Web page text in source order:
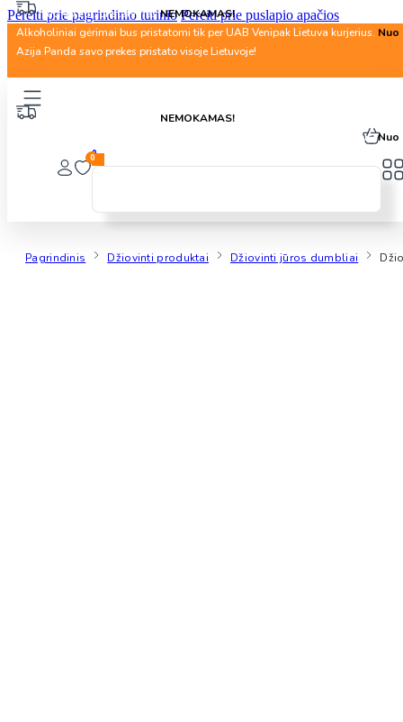
Pereiti prie pagrindinio turinio Pereiti prie puslapio apačios
Nuo 40 Eur. pristatymasNEMOKAMAS!
Alkoholiniai gėrimai bus pristatomi tik per UAB Venipak Lietuva kurjerius. Nuo
Azija Panda savo prekes pristato visoje Lietuvoje!
NEMOKAMAS!
Alkoholiniai gėrimai bus pristatomi tik per UAB Venipak Lietuva kurjerius.Nuo
00
Pagrindinis Džiovinti produktai Džiovinti jūros dumbliai